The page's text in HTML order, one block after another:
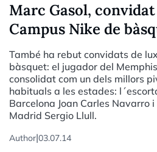
Marc Gasol,
Campus Nike de
També ha rebut convidats de
bàsquet: el jugador del
consolidat com un dels millors
habituals a les estades:
Barcelona Joan Carles Navarro
Madrid Sergio Llull.
Author|03.07.14